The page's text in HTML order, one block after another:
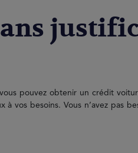
pouvez obtenir un crédit
à vos besoins. Vous n’avez pas